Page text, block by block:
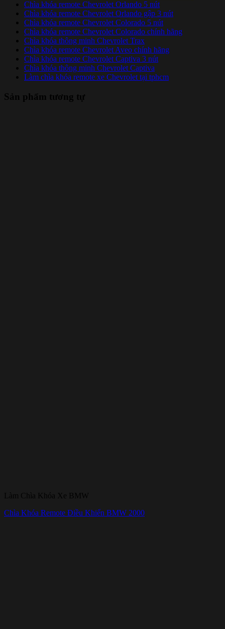
Chìa khóa remote Chevrolet Orlando 5 nút
Chìa khóa remote Chevrolet Orlando gập 3 nút
Chìa khóa remote Chevrolet Colorado 5 nút
Chìa khóa remote Chevrolet Colorado chính hãng
Chìa khóa thông minh Chevrolet Trax
Chìa khóa remote Chevrolet Aveo chính hãng
Chìa khóa remote Chevrolet Captiva 3 nút
Chìa khóa thông minh Chevrolet Captiva
Làm chìa khóa remote xe Chevrolet tại tphcm
Sản phẩm tương tự
Làm Chìa Khóa Xe BMW
Chìa Khóa Remote Điều Khiển BMW 2000